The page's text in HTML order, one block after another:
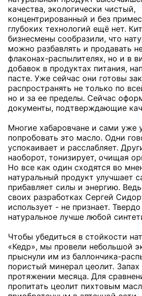
качества, экологически чистый,
концентрированный и без
глубоких технологий ещё нет.
бизнесмены сообразили, что
можно разбавлять и продавать
флаконах-распылителях, но и в
добавок в продуктах питания,
пасте. Уже сейчас они готовы
распространять не только по
но и за ее пределы. Сейчас
документы, подтверждающие
Многие хабаровчане и сами уже
попробовать это масло. Одни
успокаивает и расслабляет.
наоборот, тонизирует, очищая
Но все как один сходятся во
натуральный продукт улучшает
прибавляет силы и энергию.
своих разработках Сергей
использует - не признает.
натуральное лучше любой
Чтобы убедиться в стойкости
«Кедр», мы провели небольшой
прыснули им из баллончика-
пористый минерал цеолит.
протяжении месяца. Для
пропитать цеолит пихтовым